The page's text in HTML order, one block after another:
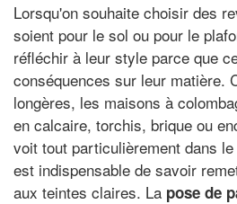
Lorsqu'on souhaite choisir des
soient pour le sol ou pour le
réfléchir à leur style parce que
conséquences sur leur matière.
longères, les maisons à
en calcaire, torchis, brique ou
voit tout particulièrement dans
est indispensable de savoir
aux teintes claires. La pose de